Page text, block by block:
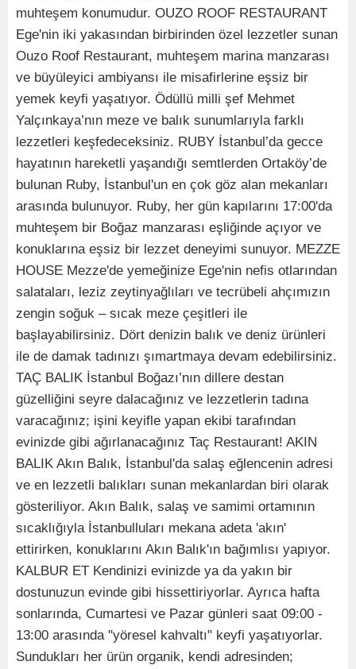
muhteşem konumudur. OUZO ROOF RESTAURANT
Ege'nin iki yakasından birbirinden özel lezzetler sunan
Ouzo Roof Restaurant, muhteşem marina manzarası
ve büyüleyici ambiyansı ile misafirlerine eşsiz bir
yemek keyfi yaşatıyor. Ödüllü milli şef Mehmet
Yalçınkaya’nın meze ve balık sunumlarıyla farklı
lezzetleri keşfedeceksiniz. RUBY İstanbul’da gecce
hayatının hareketli yaşandığı semtlerden Ortaköy’de
bulunan Ruby, İstanbul'un en çok göz alan mekanları
arasında bulunuyor. Ruby, her gün kapılarını 17:00'da
muhteşem bir Boğaz manzarası eşliğinde açıyor ve
konuklarına eşsiz bir lezzet deneyimi sunuyor. MEZZE
HOUSE Mezze'de yemeğinize Ege'nin nefis otlarından
salataları, leziz zeytinyağlıları ve tecrübeli ahçımızın
zengin soğuk – sıcak meze çeşitleri ile
başlayabilirsiniz. Dört denizin balık ve deniz ürünleri
ile de damak tadınızı şımartmaya devam edebilirsiniz.
TAÇ BALIK İstanbul Boğazı’nın dillere destan
güzelliğini seyre dalacağınız ve lezzetlerin tadına
varacağınız; işini keyifle yapan ekibi tarafından
evinizde gibi ağırlanacağınız Taç Restaurant! AKIN
BALIK Akın Balık, İstanbul'da salaş eğlencenin adresi
ve en lezzetli balıkları sunan mekanlardan biri olarak
gösteriliyor. Akın Balık, salaş ve samimi ortamının
sıcaklığıyla İstanbulluları mekana adeta 'akın'
ettirirken, konuklarını Akın Balık'ın bağımlısı yapıyor.
KALBUR ET Kendinizi evinizde ya da yakın bir
dostunuzun evinde gibi hissettiriyorlar. Ayrıca hafta
sonlarında, Cumartesi ve Pazar günleri saat 09:00 -
13:00 arasında "yöresel kahvaltı" keyfi yaşatıyorlar.
Sundukları her ürün organik, kendi adresinden;